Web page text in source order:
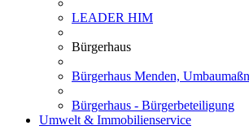
LEADER HIM
Bürgerhaus
Bürgerhaus Menden,
Bürgerhaus - Bürgerbeteiligung
Umwelt & Immobilienservice